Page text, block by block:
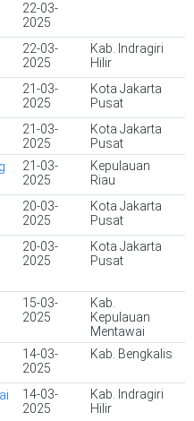
22-03-
2025
22-03-
2025
Kab. Indragiri
Hilir
21-03-
2025
Kota Jakarta
Pusat
21-03-
2025
Kota Jakarta
Pusat
21-03-
2025
Kepulauan
Riau
20-03-
2025
Kota Jakarta
Pusat
20-03-
2025
Kota Jakarta
Pusat
15-03-
2025
Kab.
Kepulauan
Mentawai
14-03-
2025
Kab. Bengkalis
14-03-
2025
Kab. Indragiri
Hilir